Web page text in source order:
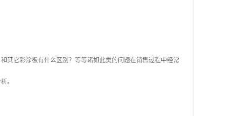
其它彩涂板有什么区别？等等诸如此类的问题在销售过程中经常
。